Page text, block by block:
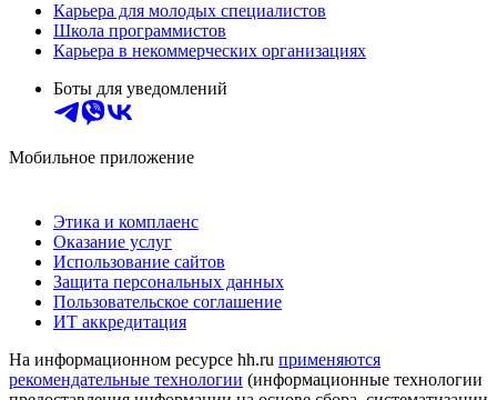
Карьера для молодых специалистов
Школа программистов
Карьера в некоммерческих организациях
Боты для уведомлений
Мобильное приложение
Этика и комплаенс
Оказание услуг
Использование сайтов
Защита персональных данных
Пользовательское соглашение
ИТ аккредитация
На информационном ресурсе hh.ru применяются
рекомендательные технологии (информационные технологии